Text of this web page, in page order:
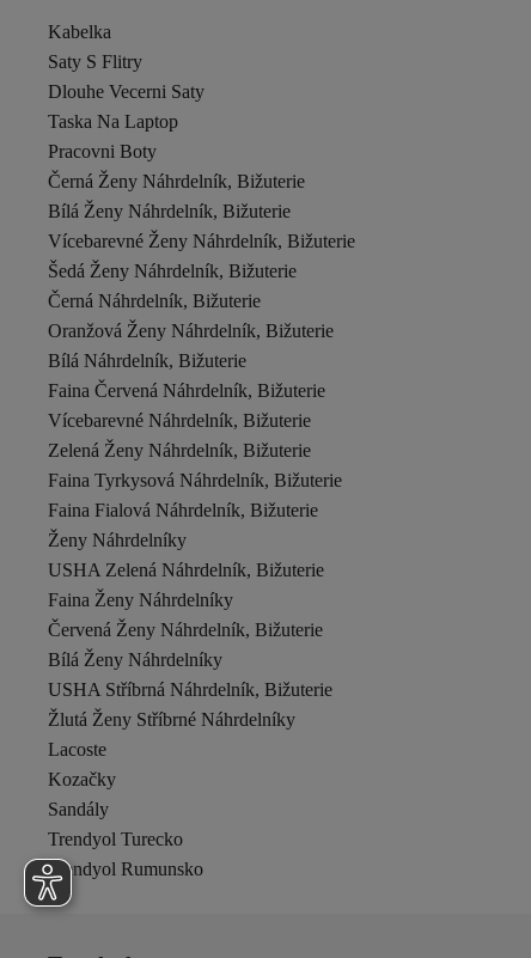
Kabelka
Saty S Flitry
Dlouhe Vecerni Saty
Taska Na Laptop
Pracovni Boty
Černá Ženy Náhrdelník, Bižuterie
Bílá Ženy Náhrdelník, Bižuterie
Vícebarevné Ženy Náhrdelník, Bižuterie
Šedá Ženy Náhrdelník, Bižuterie
Černá Náhrdelník, Bižuterie
Oranžová Ženy Náhrdelník, Bižuterie
Bílá Náhrdelník, Bižuterie
Faina Červená Náhrdelník, Bižuterie
Vícebarevné Náhrdelník, Bižuterie
Zelená Ženy Náhrdelník, Bižuterie
Faina Tyrkysová Náhrdelník, Bižuterie
Faina Fialová Náhrdelník, Bižuterie
Ženy Náhrdelníky
USHA Zelená Náhrdelník, Bižuterie
Faina Ženy Náhrdelníky
Červená Ženy Náhrdelník, Bižuterie
Bílá Ženy Náhrdelníky
USHA Stříbrná Náhrdelník, Bižuterie
Žlutá Ženy Stříbrné Náhrdelníky
Lacoste
Kozačky
Sandály
Trendyol Turecko
Trendyol Rumunsko